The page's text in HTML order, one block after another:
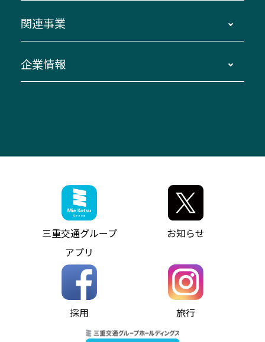
迂回・休止について
臨時バスについて
伊勢二見鳥羽周遊バスCANばす
「みえブルーライン」（三重大学病院直通バ
神都ライナー
ミジュマルのラッピングバス（鈴鹿管内）
参宮バス
神都バス
パールシャトル
バス情報の見える化
コミュニティバス
バス・タクシー交通広告
異常事態発生時のお願い
南紀～VISON～名古屋
湯の山温泉～名古屋
桑名・長島温泉・金城ふ頭駅～中部国際空港
（休止中）
お客様駐車場のご案内
アイコンの説明
インターネット予約
よくあるご質問
お問い合わせ
お問い合わせ
貸切バス団体旅行
美し国周遊ばす
関連事業
自家用自動車車両運行管理
ザ・バスコレクション三重交通バスセット
三重交通公式グッズ
企業情報
ファンコーナー
お問い合わせ
お知らせ・最新情報一覧
ニュースリリース
お問い合わせ
個人情報保護方針
ソーシャルメディア運用ポリシー
ホームページのご利用にあたって
三重交通グループ
アプリ
お知らせ
採用 旅行